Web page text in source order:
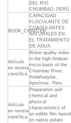
DEL RIO
CHUMBAO, PERÚ
BOOK_CHAPTER
CAPACIDAD
FLOCULANTE DE
COAGULANTES
NATURALES EN
EL TRATAMIENTO
DE AGUA
Artículo
en revista
científica
Water quality index
in the high-Andean
micro-basin of the
Chumbao River,
Andahuaylas,
Apurímac, Peru
Artículo
en revista
científica
Preparation and
chemical and
physical
characteristics of
an edible film based
on native potato